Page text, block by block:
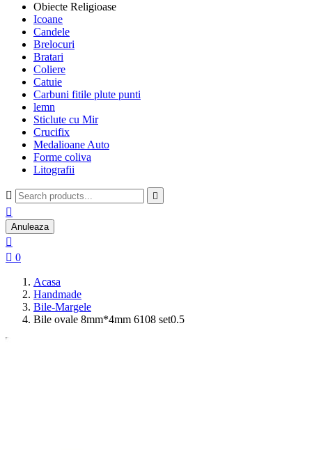
Obiecte Religioase
Icoane
Candele
Brelocuri
Bratari
Coliere
Catuie
Carbuni fitile plute punti
lemn
Sticlute cu Mir
Crucifix
Medalioane Auto
Forme coliva
Litografii
 

Anuleaza

 0
Acasa
Handmade
Bile-Margele
Bile ovale 8mm*4mm 6108 set0.5